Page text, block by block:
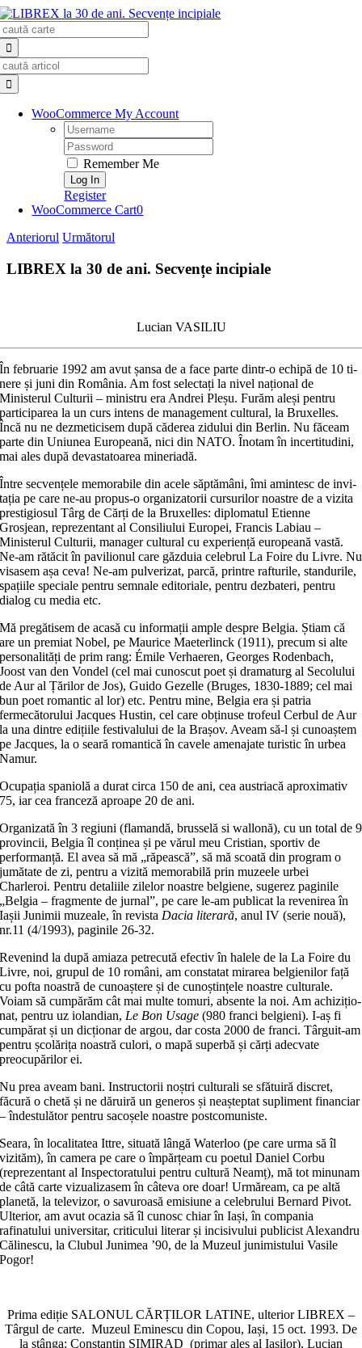
Skip
to
content
WooCommerce My Account
Username:
Password:
Remember Me
Register
WooCommerce Cart0
Anteriorul Următorul
LIBREX la 30 de ani. Secvențe incipiale
Lucian VASILIU
În februarie 1992 am avut șansa de a face parte dintr-o echipă de 10 ti­
nere și juni din România. Am fost se­lec­tați la nivel național de
Ministerul Cul­turii – ministru era Andrei Pleșu. Fu­răm aleși pentru
participarea la un curs intens de management cultural, la Bruxelles.
Încă nu ne dezmeticisem du­pă căderea zidului din Berlin. Nu fă­ceam
parte din Uniunea Europeană, nici din NATO. Înotam în incer­ti­tu­dini,
mai ales după devastatoarea mi­ne­riadă.
Între secvențele memorabile din ace­le săptămâni, îmi amintesc de invi­
ta­ția pe care ne-au propus-o organi­za­to­rii cursurilor noastre de a vizita
pres­tigiosul Târg de Cărți de la Bruxelles: diplomatul Etienne
Grosjean, repre­zen­tant al Consiliului Europei, Francis Labiau –
Ministerul Culturii, manager cultural cu expe­rien­ță europeană vastă.
Ne-am rătăcit în pavilionul care găzdu­ia celebrul La Foire du Livre. Nu
visa­sem așa ceva! Ne-am pulverizat, parcă, prin­tre raftu­rile, standurile,
spațiile spe­ciale pentru semnale editoriale, pen­tru dezbateri, pen­tru
dialog cu media etc.
Mă pregătisem de acasă cu infor­ma­ții ample despre Belgia. Știam că
are un premiat Nobel, pe Maurice Maeterlinck (1911), precum si alte
per­sonalități de prim rang: Émile Verhaeren, Georges Rodenbach,
Joost van den Vondel (cel mai cunoscut poet și dramaturg al Secolului
de Aur al Țărilor de Jos), Guido Gezelle (Bruges, 1830-1889; cel mai
bun poet romantic al lor) etc. Pentru mine, Belgia era și patria
fermecătorului Jacques Hustin, cel care obținuse tro­feul Cerbul de Aur
la una dintre edi­ți­ile festivalului de la Brașov. Aveam să-l și cunoaștem
pe Jacques, la o seară ro­man­tică în cavele amenajate turistic în urbea
Namur.
Ocupația spaniolă a durat circa 150 de ani, cea austriacă aproximativ
75, iar cea franceză aproape 20 de ani.
Organizată în 3 regiuni (flamandă, brusselă si wallonă), cu un total de 9
provincii, Belgia îl conținea și pe vărul meu Cristian, sportiv de
performanță. El avea să mă „răpească”, să mă scoată din program o
jumătate de zi, pentru a vizită memorabilă prin muzeele urbei
Charleroi. Pentru detaliile zilelor noas­tre belgiene, sugerez paginile
„Belgia – fragmente de jurnal”, pe care le-am pu­blicat la revenirea în
Iașii Junimii mu­zeale, în revistaDacia literară, anul IV (serie nouă),
nr.11 (4/1993), paginile 26-32.
Revenind la după amiaza petrecută efectiv în halele de la La Foire du
Livre, noi, grupul de 10 români, am constatat mirarea belgienilor față
cu pofta noastră de cunoaștere și de cunoștințele noastre cul­turale.
Voiam să cumpărăm cât mai mul­te tomuri, absente la noi. Am achi­zi­țio­
nat, pentru uz iolandian,Le Bon Usage (980 franci belgieni). I-aș fi
cumpărat și un dicționar de argou, dar costa 2000 de franci. Târguit-am
pentru școlărița noas­tră culori, o mapă superbă și cărți adec­va­te
preocupărilor ei.
Nu prea aveam bani. Instructorii noș­tri culturali se sfătuiră discret,
făcură o che­tă și ne dăruiră un generos și neaștep­tat supliment financiar
– îndestulător pen­tru sacoșele noastre postcomuniste.
Seara, în localitatea Ittre, situată lângă Waterloo (pe care urma să îl
vizităm), în ca­mera pe care o împărțeam cu poetul Daniel Corbu
(reprezentant al Inspec­toratului pentru cultură Neamț), mă tot minunam
de câtă carte vizualizasem în câteva ore doar! Urmăream, ca pe altă
pla­netă, la televizor, o savuroasă emi­siu­ne a celebrului Bernard Pivot.
Ulte­rior, am avut ocazia să îl cunosc chiar în Iași, în compania
rafinatului uni­ver­si­tar, criticului literar și incisivului pu­bli­cist Alexandru
Călinescu, la Clubul Junimea ʼ90, de la Muzeul juni­mis­tu­lui Vasile
Pogor!
Prima ediție SALONUL CĂRȚILOR LATINE, ulterior LIBREX –
Târgul de carte. Muzeul Eminescu din Copou, Iași, 15 oct. 1993. De
la stânga: Constantin SIMIRAD (primar ales al Iașilor), Lucian